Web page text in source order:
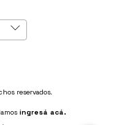
reservados.
ingresá acá.